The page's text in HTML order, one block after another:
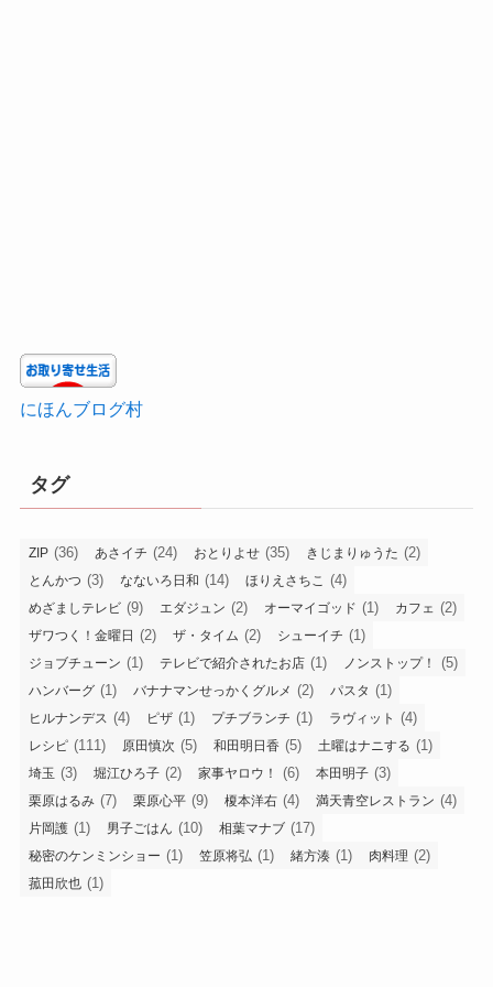
にほんブログ村
タグ
ZIP (36) あさイチ (24) おとりよせ (35) きじまりゅうた (2)
とんかつ (3) なないろ日和 (14) ほりえさちこ (4)
めざましテレビ (9) エダジュン (2) オーマイゴッド (1) カフェ (2)
ザワつく！金曜日 (2) ザ・タイム (2) シューイチ (1)
ジョブチューン (1) テレビで紹介されたお店 (1) ノンストップ！ (5)
ハンバーグ (1) バナナマンせっかくグルメ (2) パスタ (1)
ヒルナンデス (4) ピザ (1) プチブランチ (1) ラヴィット (4)
レシピ (111) 原田慎次 (5) 和田明日香 (5) 土曜はナニする (1)
埼玉 (3) 堀江ひろ子 (2) 家事ヤロウ！ (6) 本田明子 (3)
栗原はるみ (7) 栗原心平 (9) 榎本洋右 (4) 満天青空レストラン (4)
片岡護 (1) 男子ごはん (10) 相葉マナブ (17)
秘密のケンミンショー (1) 笠原将弘 (1) 緒方湊 (1) 肉料理 (2)
菰田欣也 (1)